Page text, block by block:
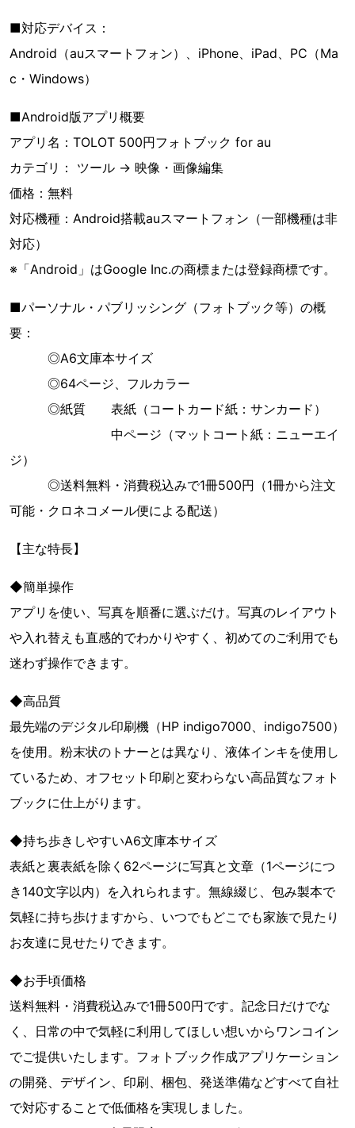
■対応デバイス：
Android（auスマートフォン）、iPhone、iPad、PC（Ma
c・Windows）
■Android版アプリ概要
アプリ名：TOLOT 500円フォトブック for au
カテゴリ： ツール → 映像・画像編集
価格：無料
対応機種：Android搭載auスマートフォン（一部機種は非
対応）
※「Android」はGoogle Inc.の商標または登録商標です。
■パーソナル・パブリッシング（フォトブック等）の概
要：
◎A6文庫本サイズ
◎64ページ、フルカラー
◎紙質 表紙（コートカード紙：サンカード）
中ページ（マットコート紙：ニューエイ
ジ）
◎送料無料・消費税込みで1冊500円（1冊から注文
可能・クロネコメール便による配送）
【主な特長】
◆簡単操作
アプリを使い、写真を順番に選ぶだけ。写真のレイアウト
や入れ替えも直感的でわかりやすく、初めてのご利用でも
迷わず操作できます。
◆高品質
最先端のデジタル印刷機（HP indigo7000、indigo7500）
を使用。粉末状のトナーとは異なり、液体インキを使用し
ているため、オフセット印刷と変わらない高品質なフォト
ブックに仕上がります。
◆持ち歩きしやすいA6文庫本サイズ
表紙と裏表紙を除く62ページに写真と文章（1ページにつ
き140文字以内）を入れられます。無線綴じ、包み製本で
気軽に持ち歩けますから、いつでもどこでも家族で見たり
お友達に見せたりできます。
◆お手頃価格
送料無料・消費税込みで1冊500円です。記念日だけでな
く、日常の中で気軽に利用してほしい想いからワンコイン
でご提供いたします。フォトブック作成アプリケーション
の開発、デザイン、印刷、梱包、発送準備などすべて自社
で対応することで低価格を実現しました。